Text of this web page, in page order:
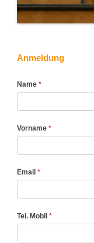
Anmeldung
Rettungsschirm-
Packerkurs
(M3)
Name *
Vorname *
Email *
Tel. Mobil *